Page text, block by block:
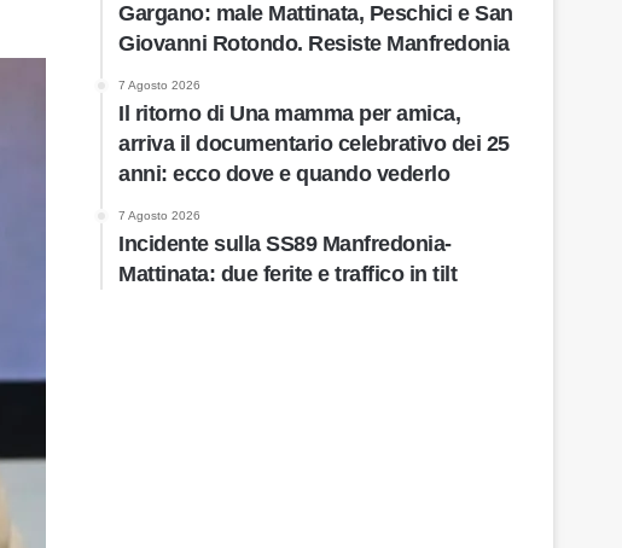
Gargano: male Mattinata, Peschici e San
Giovanni Rotondo. Resiste Manfredonia
7 Agosto 2026
Il ritorno di Una mamma per amica,
arriva il documentario celebrativo dei 25
anni: ecco dove e quando vederlo
7 Agosto 2026
Incidente sulla SS89 Manfredonia-
Mattinata: due ferite e traffico in tilt